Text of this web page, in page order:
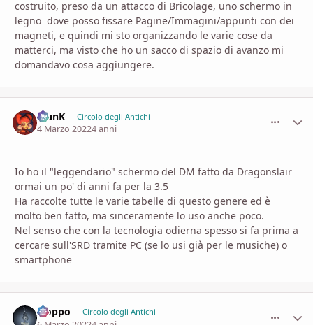
costruito, preso da un attacco di Bricolage, uno schermo in
legno dove posso fissare Pagine/Immagini/appunti con dei
magneti, e quindi mi sto organizzando le varie cose da
matterci, ma visto che ho un sacco di spazio di avanzo mi
domandavo cosa aggiungere.
KlunK Circolo degli Antichi
4 Marzo 20224 anni
Io ho il "leggendario" schermo del DM fatto da Dragonslair
ormai un po' di anni fa per la 3.5
Ha raccolte tutte le varie tabelle di questo genere ed è
molto ben fatto, ma sinceramente lo uso anche poco.
Nel senso che con la tecnologia odierna spesso si fa prima a
cercare sull'SRD tramite PC (se lo usi già per le musiche) o
smartphone
Fioppo Circolo degli Antichi